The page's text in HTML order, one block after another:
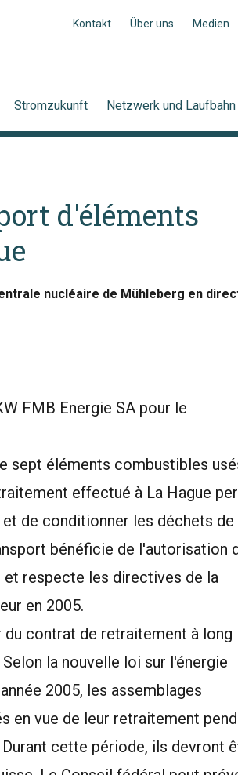
Kontakt Über uns Medien
Stromzukunft Netzwerk und Laufbahn
d'éléments
nucléaire de Mühleberg en
FMB Energie SA pour le
sept éléments combustibles
effectué à La Hague
de conditionner les déchets de
bénéficie de l'autorisation
respecte les directives de la
en 2005.
contrat de retraitement à long
la nouvelle loi sur l'énergie
2005, les assemblages
en vue de leur retraitement
cette période, ils devront